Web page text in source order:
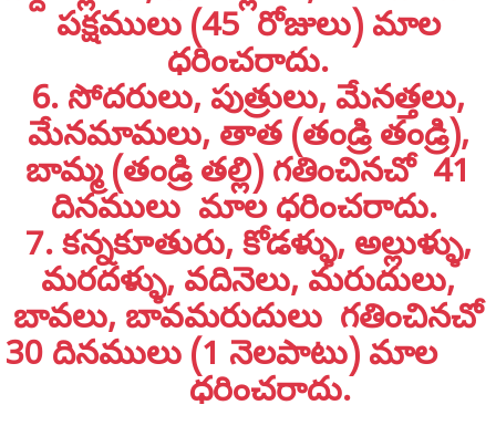
పక్షములు (45 రోజులు) మాల
ధరించరాదు.
6. సోదరులు, పుత్రులు, మేనత్తలు,
మేనమామలు, తాత (తండ్రి తండ్రి),
బామ్మ (తండ్రి తల్లి) గతించినచో 41
దినములు మాల ధరించరాదు.
7. కన్నకూతురు, కోడళ్ళు, అల్లుళ్ళు,
మరదళ్ళు, వదినెలు, మరుదులు,
బావలు, బావమరుదులు గతించినచో
30 దినములు (1 నెలపాటు) మాల
ధరించరాదు.